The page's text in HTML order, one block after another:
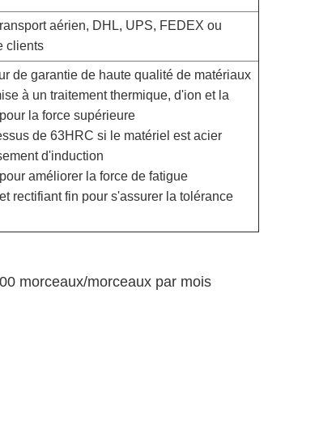
aérien, DHL, UPS, FEDEX ou
clients
de garantie de haute qualité de matériaux
à un traitement thermique, d'ion et la
la force supérieure
de 63HRC si le matériel est acier
d'induction
améliorer la force de fatigue
rectifiant fin pour s'assurer la tolérance
morceaux/morceaux par mois